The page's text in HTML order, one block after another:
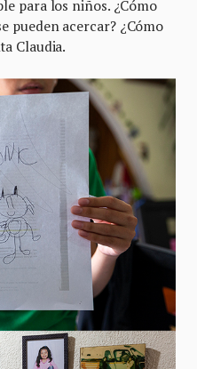
para los niños. ¿Cómo
pueden acercar? ¿Cómo
Claudia.